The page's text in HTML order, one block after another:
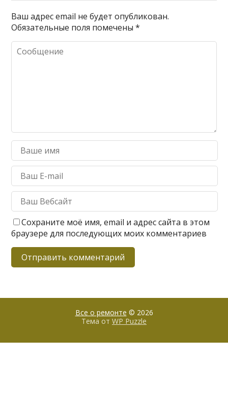
Ваш адрес email не будет опубликован.
Обязательные поля помечены*
Сохраните моё имя, email и адрес сайта в этом
браузере для последующих моих комментариев
Все о ремонте © 2026
Тема от WP Puzzle